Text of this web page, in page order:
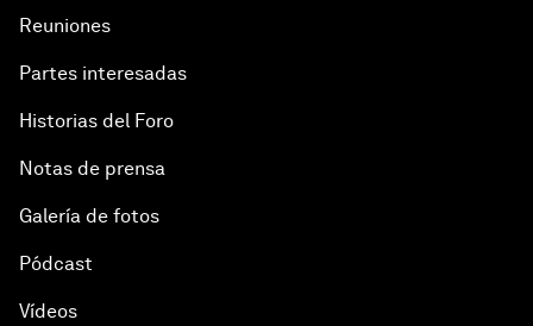
Reuniones
Partes interesadas
Historias del Foro
Notas de prensa
Galería de fotos
Pódcast
Vídeos